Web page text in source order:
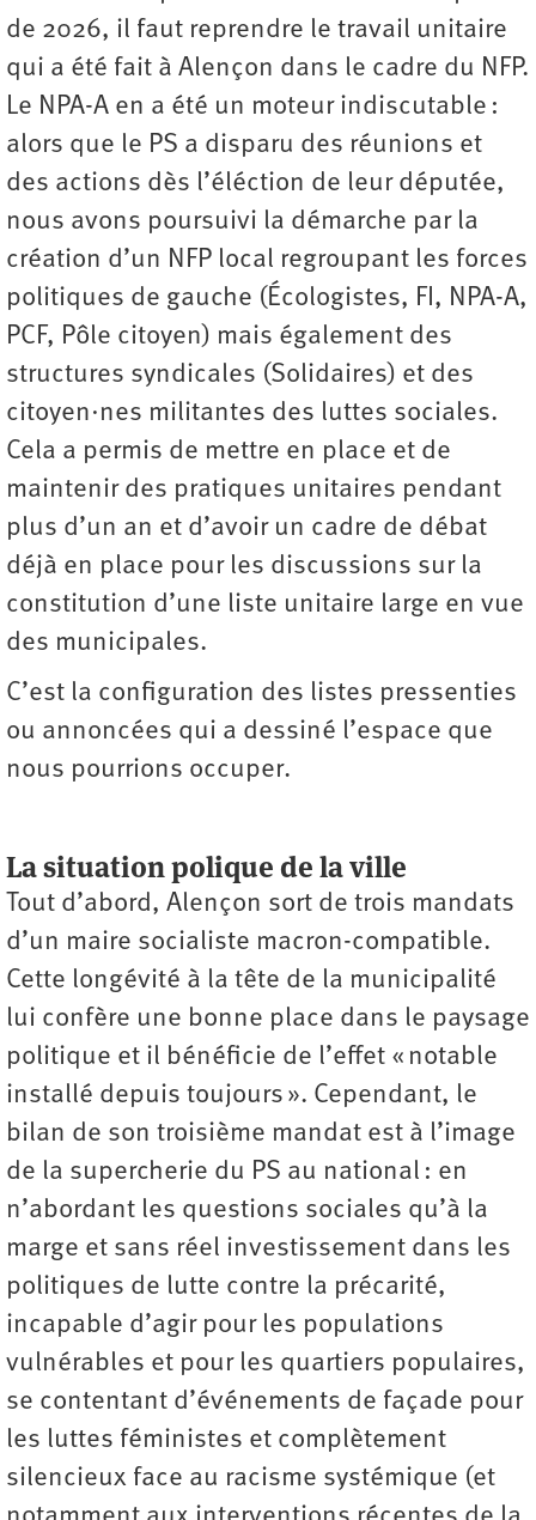
de 2026, il faut reprendre le travail unitaire
qui a été fait à Alençon dans le cadre du NFP.
Le NPA-A en a été un moteur indiscutable :
alors que le PS a disparu des réunions et
des actions dès l’éléction de leur députée,
nous avons poursuivi la démarche par la
création d’un NFP local regroupant les forces
politiques de gauche (Écologistes, FI, NPA-A,
PCF, Pôle citoyen) mais également des
structures syndicales (Solidaires) et des
citoyen·nes militantes des luttes sociales.
Cela a permis de mettre en place et de
maintenir des pratiques unitaires pendant
plus d’un an et d’avoir un cadre de débat
déjà en place pour les discussions sur la
constitution d’une liste unitaire large en vue
des municipales.
C’est la configuration des listes pressenties
ou annoncées qui a dessiné l’espace que
nous pourrions occuper.
La situation polique de la ville
Tout d’abord, Alençon sort de trois mandats
d’un maire socialiste macron-compatible.
Cette longévité à la tête de la municipalité
lui confère une bonne place dans le paysage
politique et il bénéficie de l’effet « notable
installé depuis toujours ». Cependant, le
bilan de son troisième mandat est à l’image
de la supercherie du PS au national : en
n’abordant les questions sociales qu’à la
marge et sans réel investissement dans les
politiques de lutte contre la précarité,
incapable d’agir pour les populations
vulnérables et pour les quartiers populaires,
se contentant d’événements de façade pour
les luttes féministes et complètement
silencieux face au racisme systémique (et